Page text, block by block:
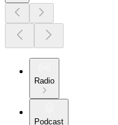
Radio
Podcast